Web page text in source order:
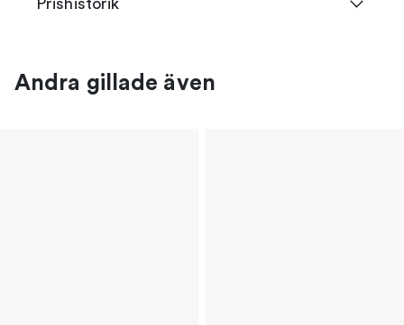
Prishistorik
Andra gillade även